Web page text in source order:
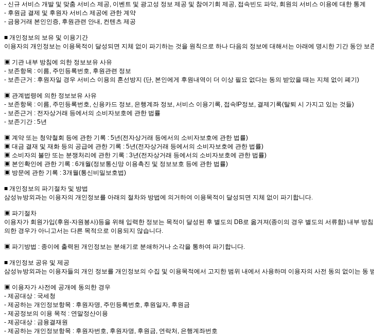
- 신규 서비스 개발 및 맞춤 서비스 제공, 이벤트 및 광고성 정보 제공 및 참여기회 제공, 접속빈도 파악, 회원의 서비스 이용에 대한 통계
- 후원금 결제 및 후원자 서비스 제공에 관한 계약
- 금융거래 본인인증, 후원관련 안내, 컨텐츠 제공
■ 개인정보의 보유 및 이용기간
이용자의 개인정보는 이용목적이 달성되면 지체 없이 파기하는 것을 원칙으로 하나 다음의 정보에 대해서는 아래에 명시한 기간 동안 보
▣ 기관 내부 방침에 의한 정보보유 사유
- 보존항목 : 이름, 주민등록번호, 후원관련 정보
- 보존근거 : 후원자일 경우 서비스 이용의 혼선방지 (단, 본인에게 후원내역이 더 이상 필요 없다는 동의 받았을 때는 지체 없이 폐기)
▣ 관계법령에 의한 정보보유 사유
- 보존항목 : 이름, 주민등록번호, 신용카드 정보, 은행계좌 정보, 서비스 이용기록, 접속IP정보, 결제기록(탈퇴 시 가지고 있는 것들)
- 보존근거 : 전자상거래 등에서의 소비자보호에 관한 법률
- 보존기간 : 5년
▣ 계약 또는 청약철회 등에 관한 기록 : 5년(전자상거래 등에서의 소비자보호에 관한 법률)
▣ 대금 결재 및 재화 등의 공급에 관한 기록 : 5년(전자상거래 등에서의 소비자보호에 관한 법률)
▣ 소비자의 불만 또는 분쟁처리에 관한 기록 : 3년(전자상거래 등에서의 소비자보호에 관한 법률)
▣ 본인확인에 관한 기록 : 6개월(정보통신망 이용촉진 및 정보보호 등에 관한 법률)
▣ 방문에 관한 기록 : 3개월(통신비밀보호법)
■ 개인정보의 파기절차 및 방법
삼성뉴방외과는 이용자의 개인정보를 아래의 절차와 방법에 의거하여 이용목적이 달성되면 지체 없이 파기합니다.
▣ 파기절차
이용자가 회원가입(후원-자원봉사)등을 위해 입력한 정보는 목적이 달성된 후 별도의 DB로 옮겨져(종이의 경우 별도의 서류함) 내부
의한 경우가 아니고서는 다른 목적으로 이용되지 않습니다.
▣ 파기방법 : 종이에 출력된 개인정보는 분쇄기로 분쇄하거나 소각을 통하여 파기합니다.
■ 개인정보 공유 및 제공
삼성뉴방외과는 이용자들의 개인 정보를 개인정보의 수집 및 이용목적에서 고지한 범위 내에서 사용하며 이용자의 사전 동의 없이는
▣ 이용자가 사전에 공개에 동의한 경우
- 제공대상 : 국세청
- 제공하는 개인정보항목 : 후원자명, 주민등록번호, 후원일자, 후원금
- 제공정보의 이용 목적 : 연말정산이용
- 제공대상 : 금융결재원
- 제공하는 개인정보항목 : 후원자번호, 후원자명, 후원금, 연락처, 은행계좌번호